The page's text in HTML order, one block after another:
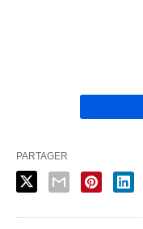
PARTAGER